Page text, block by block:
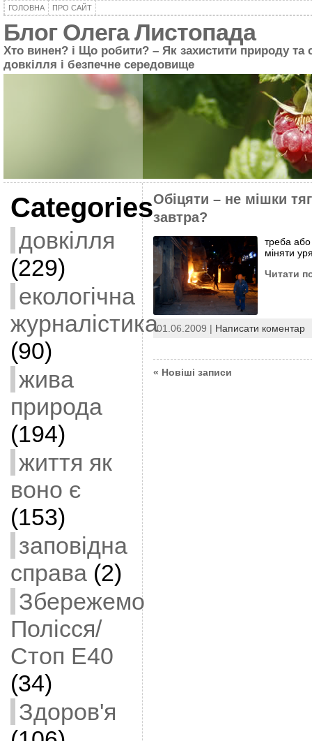
ГОЛОВНА ПРО САЙТ
Блог Олега Листопада
Хто винен? і Що робити? – Як захистити природу та
довкілля і безпечне середовище
Categories
довкілля
(229)
екологічна
журналістика
(90)
жива
природа
(194)
життя як
воно є
(153)
заповідна
справа(2)
Збережемо
Полісся/
Стоп Е40
(34)
Здоров'я
Обіцяти – не мішки
завтра?
треба або
міняти
Читати
01.06.2009 | Написати коментар
« Новіші записи